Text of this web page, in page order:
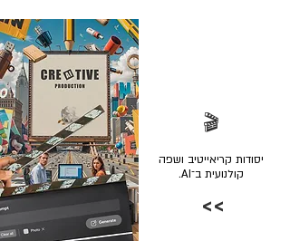
🎬
יסודות קריאייטיב ושפה
קולנועית ב־AI.
>>